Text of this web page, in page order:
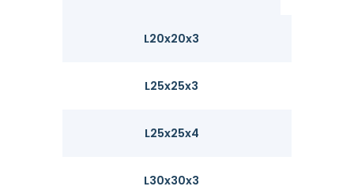
L20x20x3
L25x25x3
L25x25x4
L30x30x3